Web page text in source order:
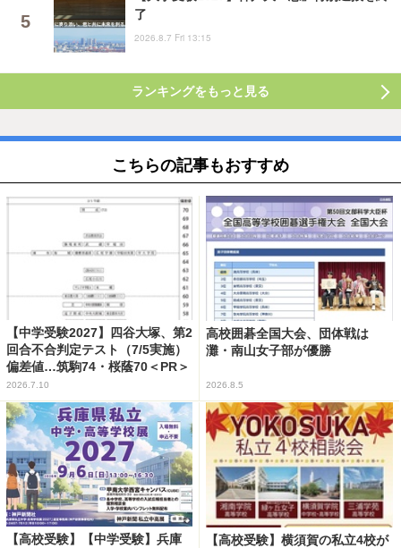
了
2026.8.7 Fri 13:15
ランキングをもっと見る
こちらの記事もおすすめ
【中学受験2027】四谷大塚、第2
回合不合判定テスト（7/5実施）
偏差値…筑駒74・桜蔭70＜PR＞
2026.7.10
高校囲碁全国大会、団体戦は
灘・南山女子部が優勝
2026.8.5
【高校受験】【中学受験】兵庫
【高校受験】横須賀の私立4校が